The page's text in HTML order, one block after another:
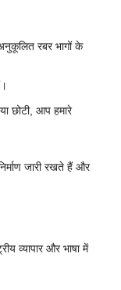
एक संदेश
रबर भागों के
छोटी, आप हमारे
जारी रखते हैं और
व्यापार और भाषा में